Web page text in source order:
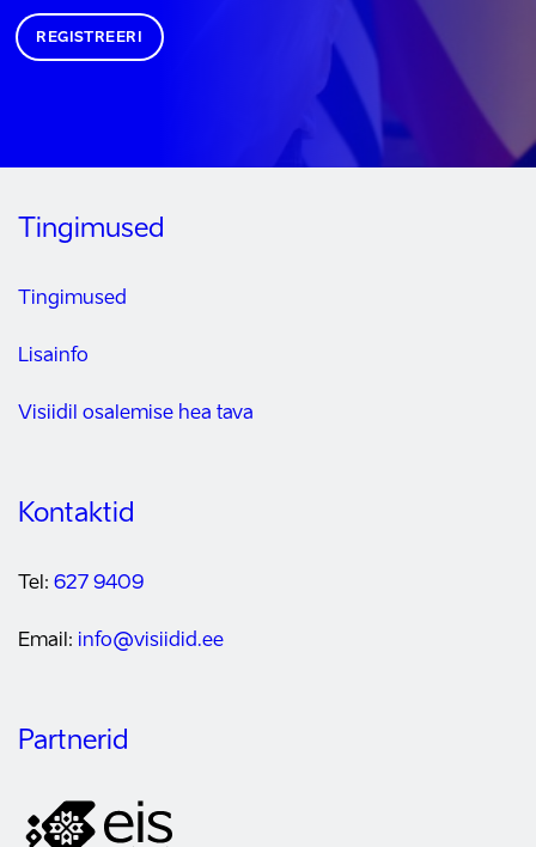
REGISTREERI
Tingimused
Tingimused
Lisainfo
Visiidil osalemise hea tava
Kontaktid
Tel: 627 9409
Email: info@visiidid.ee
Partnerid